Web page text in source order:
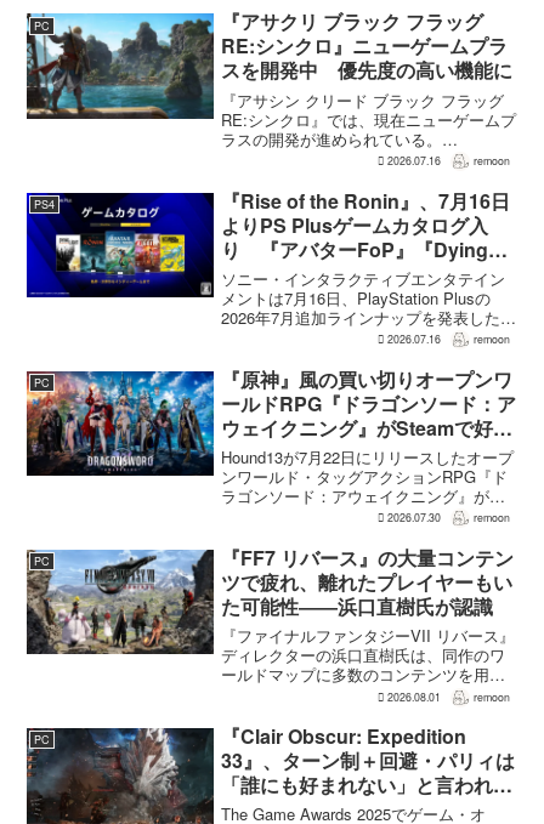
はエンディングへ収束...
PC
『アサクリ ブラック フラッグ
RE:シンクロ』ニューゲームプラ
スを開発中 優先度の高い機能に
『アサシン クリード ブラック フラッグ
RE:シンクロ』では、現在ニューゲームプ
ラスの開発が進められている。
GamesRadar+によると、ゲームディレク
JorRaptor氏による...
2026.07.16 remoon
PS4
『Rise of the Ronin』、7月16日
よりPS Plusゲームカタログ入
り 『アバターFoP』『Dying
Light』なども順次配信
ソニー・インタラクティブエンタテイン
メントは7月16日、PlayStation Plusの
2026年7月追加ラインナップを発表した。
幕末の日本を舞台とするTeam NINJAのオ
the Ron...
2026.07.16 remoon
PC
『原神』風の買い切りオープンワ
ールドRPG『ドラゴンソード：ア
ウェイクニング』がSteamで好発
進。価格3,480円、レビュー5,000
件超で約90％好評
Hound13が7月22日にリリースしたオープ
ンワールド・タッグアクションRPG『ド
ラゴンソード：アウェイクニング』が、
Steamで好調なスタートを切った。7月30
ユーザーレビューは5,710件に達し、う...
2026.07.30 remoon
PC
『FF7 リバース』の大量コンテン
ツで疲れ、離れたプレイヤーもい
た可能性――浜口直樹氏が認識
『ファイナルファンタジーVII リバース』
ディレクターの浜口直樹氏は、同作のワ
ールドマップに多数のコンテンツを用意
したことで、一部のプレイヤーが疲れを
性があるとの認識を示した。
GamesRadar+のイン...
2026.08.01 remoon
PC
『Clair Obscur: Expedition
33』、ターン制＋回避・パリィは
「誰にも好まれない」と言われて
いた 開発陣は実際に遊んだ面白
The Game Awards 2025でゲーム・オ